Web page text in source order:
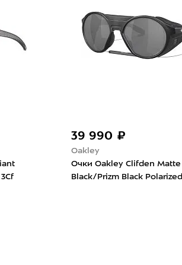
Очки Oakley Sutro Matte
Pacific/Prizm Road Black